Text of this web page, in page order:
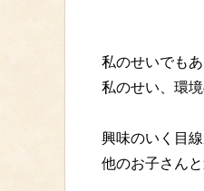
私のせいでもあ
私のせい、環
興味のいく目
他のお子さん